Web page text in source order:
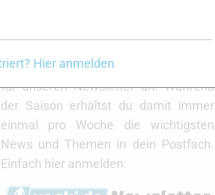
Laufenden bleiben? Dann melde dich
für unseren Newsletter an. Während
der Saison erhältst du damit immer
einmal pro Woche die wichtigsten
News und Themen in dein Postfach.
Einfach hier anmelden:
Hier anmelden